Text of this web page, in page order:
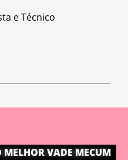
e Técnico
MELHOR VADE MECUM